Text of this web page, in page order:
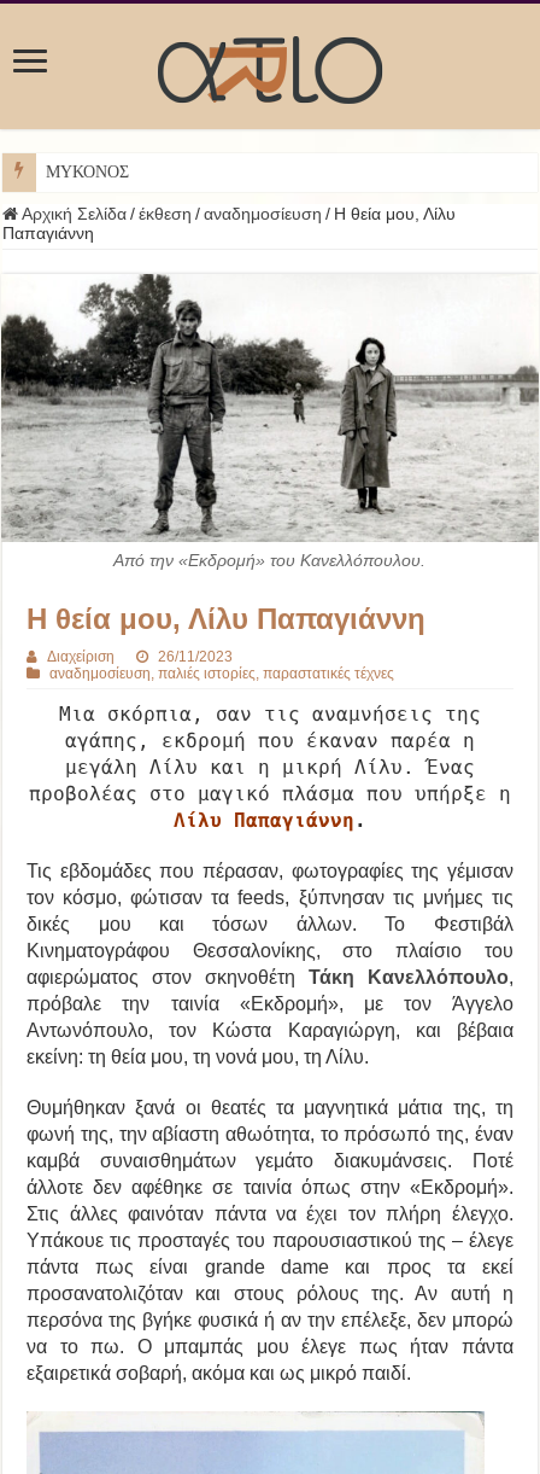
ΜΥΚΟΝΟΣ
Αρχική Σελίδα / έκθεση / αναδημοσίευση / Η θεία μου, Λίλυ
Παπαγιάννη
Από την «Εκδρομή» του Κανελλόπουλου.
Η θεία μου, Λίλυ Παπαγιάννη
Διαχείριση
26/11/2023
αναδημοσίευση,παλιές ιστορίες,παραστατικές τέχνες
Μια σκόρπια, σαν τις αναμνήσεις της
αγάπης, εκδρομή που έκαναν παρέα η
μεγάλη Λίλυ και η μικρή Λίλυ. Ένας
προβολέας στο μαγικό πλάσμα που υπήρξε η
Λίλυ Παπαγιάννη .
Τις εβδομάδες που πέρασαν, φωτογραφίες της γέμισαν
τον κόσμο, φώτισαν τα feeds, ξύπνησαν τις μνήμες τις
δικές μου και τόσων άλλων. Το Φεστιβάλ
Κινηματογράφου Θεσσαλονίκης, στο πλαίσιο του
αφιερώματος στον σκηνοθέτη Τάκη Κανελλόπουλο,
πρόβαλε την ταινία «Εκδρομή», με τον Άγγελο
Αντωνόπουλο, τον Κώστα Καραγιώργη, και βέβαια
εκείνη: τη θεία μου, τη νονά μου, τη Λίλυ.
Θυμήθηκαν ξανά οι θεατές τα μαγνητικά μάτια της, τη
φωνή της, την αβίαστη αθωότητα, το πρόσωπό της, έναν
καμβά συναισθημάτων γεμάτο διακυμάνσεις. Ποτέ
άλλοτε δεν αφέθηκε σε ταινία όπως στην «Εκδρομή».
Στις άλλες φαινόταν πάντα να έχει τον πλήρη έλεγχο.
Υπάκουε τις προσταγές του παρουσιαστικού της – έλεγε
πάντα πως είναι grande dame και προς τα εκεί
προσανατολιζόταν και στους ρόλους της. Αν αυτή η
περσόνα της βγήκε φυσικά ή αν την επέλεξε, δεν μπορώ
να το πω. Ο μπαμπάς μου έλεγε πως ήταν πάντα
εξαιρετικά σοβαρή, ακόμα και ως μικρό παιδί.